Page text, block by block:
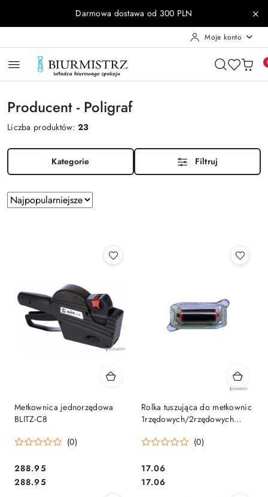
Przejdź do treści głównej
Przejdź do wyszukiwarki
Przejdź do moje konto
Przejdź do menu głównego
Przejdź do stopkiDarmowa dostawa od 300 PLN
Moje konto
Producent - Poligraf
Liczba produktów:23
Kategorie Filtruj
Zastosowano
sortowanie:
Sortuj
według
Metkownica jednorzędowa
BLITZ-C8
(0)
Cena:
288.95
Cena:
288.95
Rolka tuszująca do metkownic
1rzędowych/2rzędowych
(0)
Cena:
17.06
Cena:
17.06